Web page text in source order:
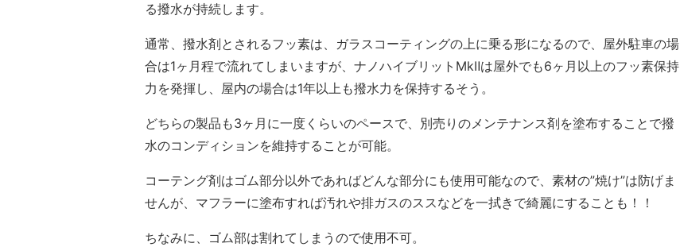
る撥水が持続します。
通常、撥水剤とされるフッ素は、ガラスコーティングの上に乗る形になるので、屋外駐車の場
合は1ヶ月程で流れてしまいますが、ナノハイブリットMkⅡは屋外でも6ヶ月以上のフッ素保持
力を発揮し、屋内の場合は1年以上も撥水力を保持するそう。
どちらの製品も3ヶ月に一度くらいのペースで、別売りのメンテナンス剤を塗布することで撥
水のコンディションを維持することが可能。
コーテング剤はゴム部分以外であればどんな部分にも使用可能なので、素材の”焼け”は防げま
せんが、マフラーに塗布すれば汚れや排ガスのススなどを一拭きで綺麗にすることも！！
ちなみに、ゴム部は割れてしまうので使用不可。